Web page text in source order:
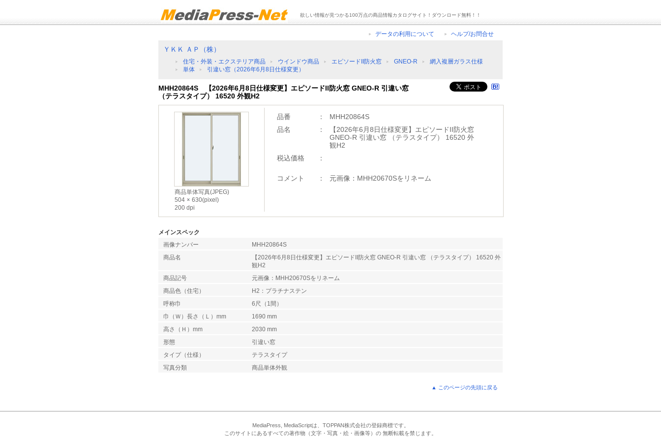
欲しい情報が見つかる100万点の商品情報カタログサイト！ダウンロード無料！！
データの利用について ヘルプ/お問合せ
ＹＫＫ ＡＰ（株）
住宅・外装・エクステリア商品 ウインドウ商品 エピソードII防火窓 GNEO-R
網入複層ガラス仕様
単体
引違い窓（2026年6月8日仕様変更）
MHH20864S 【2026年6月8日仕様変更】エピソードII防火窓 GNEO-R 引違い窓
（テラスタイプ） 16520 外観H2
商品単体写真(JPEG)
504
630(pixel)
200 dpi
品番 ：
MHH20864S
品名
：
【2026年6月8日仕様変更】エピソードII防火窓
GNEO-R 引違い窓 （テラスタイプ） 16520 外
観H2
税込価格
：
コメント ： 元画像：MHH20670Sをリネーム
メインスペック
画像ナンバー
MHH20864S
商品名
【2026年6月8日仕様変更】エピソードII防火窓 GNEO-R 引違い窓 （テラスタイプ） 16520 外
観H2
商品記号
元画像：MHH20670Sをリネーム
商品色（住宅）
H2：プラチナステン
呼称巾
6尺（1間）
巾（Ｗ）長さ（Ｌ）mm
1690 mm
高さ（Ｈ）mm
2030 mm
形態
引違い窓
タイプ（仕様）
テラスタイプ
写真分類
商品単体外観
▲ このページの先頭に戻る
MediaPress, MediaScriptは、TOPPAN株式会社の登録商標です。
このサイトにあるすべての著作物（文字・写真・絵・画像等）の 無断転載を禁じます。